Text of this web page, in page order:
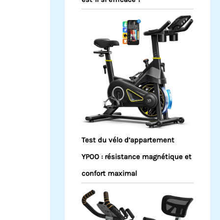
Test du vélo d’appartement
YPOO : résistance magnétique et
confort maximal